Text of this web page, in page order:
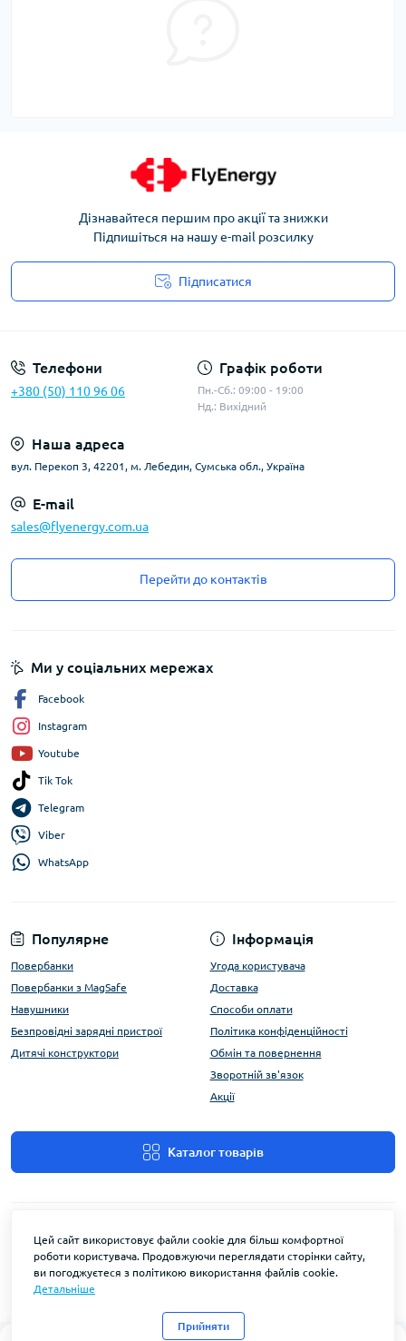
0
Дізнавайтеся першим про акції та знижки
Підпишіться на нашу e-mail розсилку
Підписатися
Телефони
+380 (50) 110 96 06
Графік роботи
Пн.-Сб.: 09:00 - 19:00
Нд.: Вихідний
Наша адреса
вул. Перекоп 3, 42201, м. Лебедин, Сумська обл., Україна
E-mail
sales@flyenergy.com.ua
Перейти до контактів
Популярне
Повербанки
Повербанки з MagSafe
Навушники
Безпровідні зарядні пристрої
Дитячі конструктори
Інформація
Угода користувача
Доставка
Способи оплати
Політика конфіденційності
Обмін та повернення
Зворотній зв'язок
Акції
Каталог товарів
Ми у соціальних мережах
Facebook
Instagram
Youtube
Tik Tok
Telegram
Viber
WhatsApp
Цей сайт використовує файли cookie для більш комфортної
роботи користувача. Продовжуючи переглядати сторінки сайту,
ви погоджуєтеся з політикою використання файлів cookie.
Детальніше
Прийняти